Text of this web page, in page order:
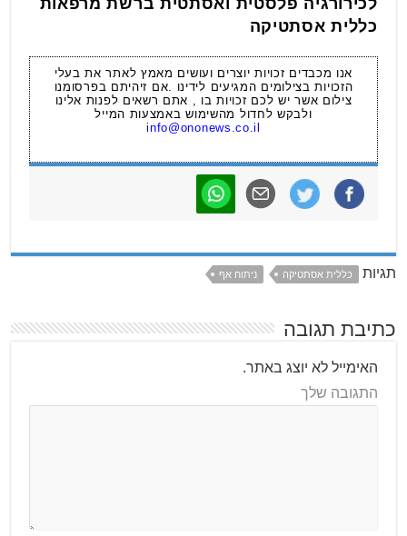
כללית אסתטיקה
אנו מכבדים זכויות יוצרים ועושים מאמץ לאתר את בעלי
הזכויות בצילומים המגיעים לידינו .אם זיהיתם בפרסומנו
צילום אשר יש לכם זכויות בו , אתם רשאים לפנות אלינו
ולבקש לחדול מהשימוש באמצעות המייל
info@ononews.co.il
תגיות כללית אסתטיקה ניתוח אף
כתיבת תגובה
האימייל לא יוצג באתר.
התגובה שלך